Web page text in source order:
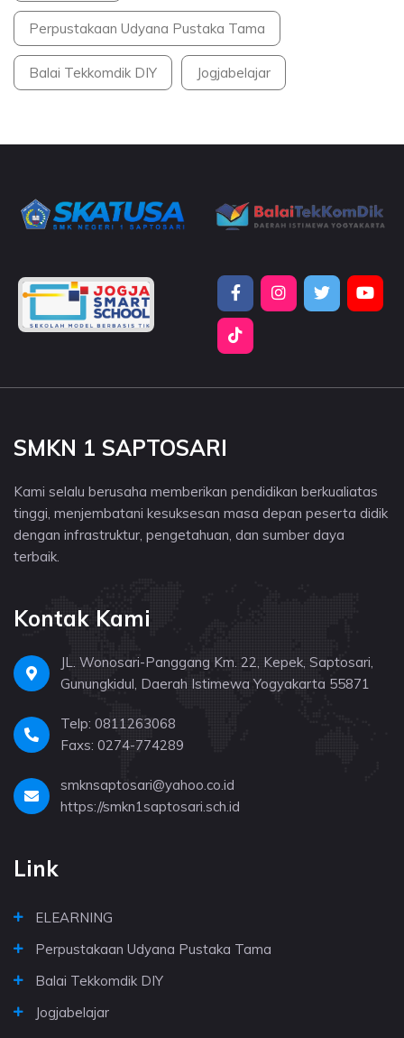
Perpustakaan Udyana Pustaka Tama
Balai Tekkomdik DIY Jogjabelajar
SMKN 1 SAPTOSARI
Kami selalu berusaha memberikan pendidikan berkualiatas
tinggi, menjembatani kesuksesan masa depan peserta didik
dengan infrastruktur, pengetahuan, dan sumber daya
terbaik.
Kontak Kami
JL. Wonosari-Panggang Km. 22, Kepek, Saptosari,
Gunungkidul, Daerah Istimewa Yogyakarta 55871
Telp: 0811263068
Faxs: 0274-774289
smknsaptosari@yahoo.co.id
https://smkn1saptosari.sch.id
Link
ELEARNING
Perpustakaan Udyana Pustaka Tama
Balai Tekkomdik DIY
Jogjabelajar